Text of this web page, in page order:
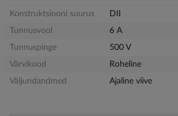
Konstruktsiooni suurus
DII
Tunnusvool
6 A
Tunnuspinge
500 V
Värvikood
Roheline
Väljundandmed
Ajaline viive